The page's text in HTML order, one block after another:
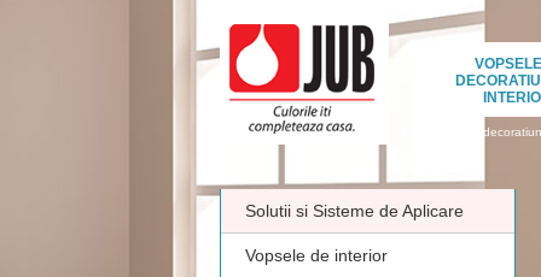
Vopsele si
Solutii si Sisteme de Aplicare
Vopsele de interior